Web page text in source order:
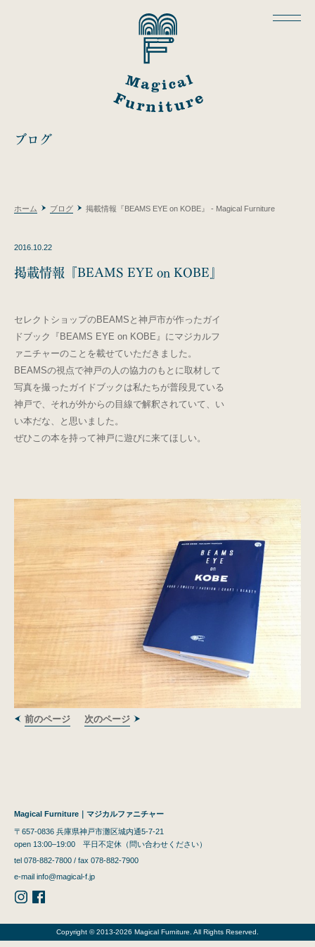
ブログ
ホーム ブログ 掲載情報『BEAMS EYE on KOBE』 - Magical Furniture
2016.10.22
掲載情報『BEAMS EYE on KOBE』
セレクトショップのBEAMSと神戸市が作ったガイ
ドブック『BEAMS EYE on KOBE』にマジカルフ
ァニチャーのことを載せていただきました。
BEAMSの視点で神戸の人の協力のもとに取材して
写真を撮ったガイドブックは私たちが普段見ている
神戸で、それが外からの目線で解釈されていて、い
い本だな、と思いました。
ぜひこの本を持って神戸に遊びに来てほしい。
前のページ 次のページ
Magical Furniture｜マジカルファニチャー
〒657-0836 兵庫県神戸市灘区城内通5-7-21
open 13:00–19:00 平日不定休（問い合わせください）
tel 078-882-7800 / fax 078-882-7900
e-mail info@magical-f.jp
Copyright © 2013-2026 Magical Furniture. All Rights Reserved.